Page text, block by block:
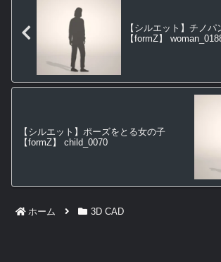
【シルエット】チノ
【formZ】
【シルエット】ポーズをとる女の子
【formZ】 child_0070
ホーム 3D CAD